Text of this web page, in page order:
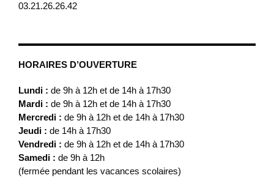
03.21.26.26.42
HORAIRES D’OUVERTURE
Lundi : de 9h à 12h et de 14h à 17h30
Mardi : de 9h à 12h et de 14h à 17h30
Mercredi : de 9h à 12h et de 14h à 17h30
Jeudi : de 14h à 17h30
Vendredi : de 9h à 12h et de 14h à 17h30
Samedi : de 9h à 12h
(fermée pendant les vacances scolaires)